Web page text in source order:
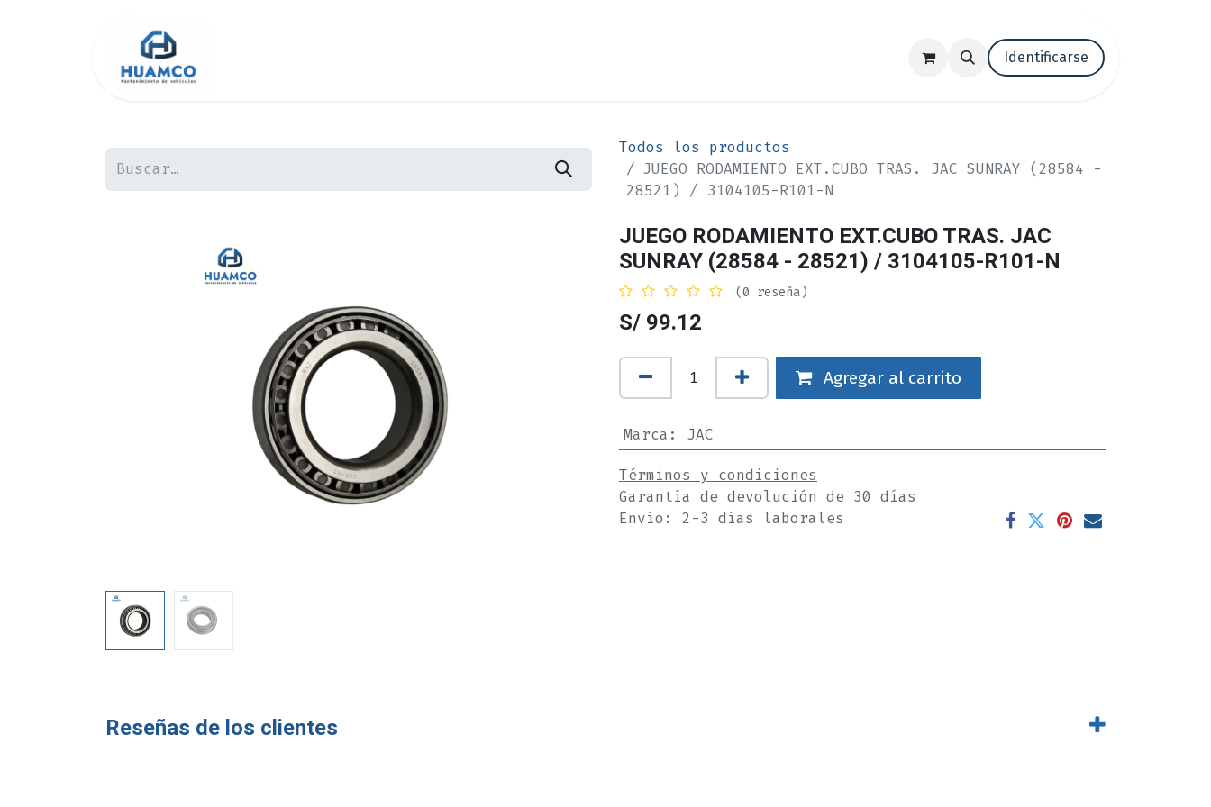
Trabaja con nosotros Blog
Identificarse
Todos los productos
JUEGO RODAMIENTO EXT.CUBO TRAS. JAC SUNRAY (28584 -
28521) / 3104105-R101-N
JUEGO RODAMIENTO EXT.CUBO TRAS. JAC
SUNRAY (28584 - 28521) / 3104105-R101-N
(0 reseña)
S/ 99.12
Agregar al carrito
Marca : JAC
Términos y condiciones
Garantía de devolución de 30 días
Envío: 2-3 días laborales
Reseñas de los clientes